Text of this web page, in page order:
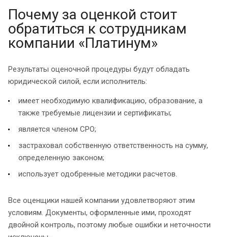
Почему за оценкой стоит
обратиться к сотрудникам
компании «Платинум»
Результаты оценочной процедуры будут обладать
юридической силой, если исполнитель:
имеет необходимую квалификацию, образование, а
также требуемые лицензии и сертификаты;
является членом СРО;
застраховал собственную ответственность на сумму,
определенную законом;
использует одобренные методики расчетов.
Все оценщики нашей компании удовлетворяют этим
условиям. Документы, оформленные ими, проходят
двойной контроль, поэтому любые ошибки и неточности